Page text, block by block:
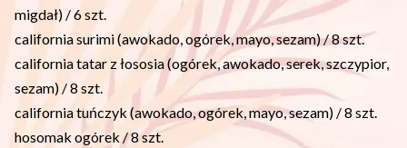
migdał) / 6 szt.
california surimi (awokado, ogórek, mayo, sezam) / 8 szt.
california tatar z łososia (ogórek, awokado, serek, szczypior,
sezam) / 8 szt.
california tuńczyk (awokado, ogórek, mayo, sezam) / 8 szt.
hosomak ogórek / 8 szt.